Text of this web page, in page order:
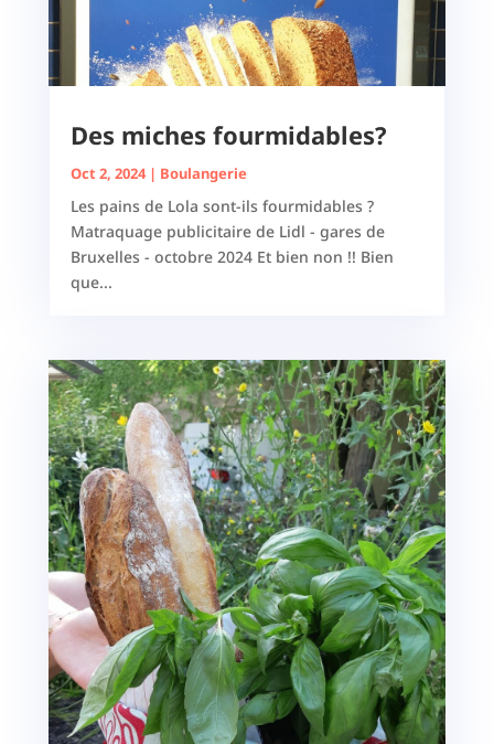
Des miches fourmidables?
Oct 2, 2024| Boulangerie
Les pains de Lola sont-ils fourmidables ?
Matraquage publicitaire de Lidl - gares de
Bruxelles - octobre 2024 Et bien non !! Bien
que...